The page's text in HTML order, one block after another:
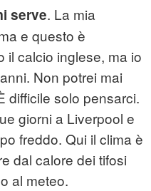
serve. La mia
e questo è
il calcio inglese, ma io
Non potrei mai
difficile solo pensarci.
giorni a Liverpool e
freddo. Qui il clima è
dal calore dei tifosi
al meteo.